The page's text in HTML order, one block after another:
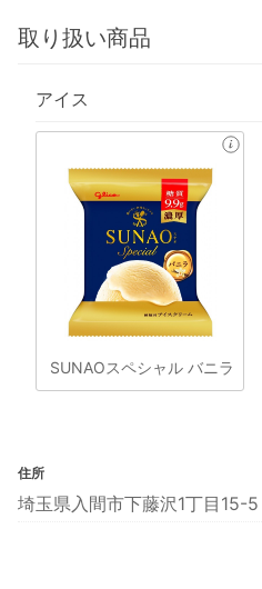
取り扱い商品
アイス
SUNAOスペシャル バニラ
住所
埼玉県入間市下藤沢1丁目15-5